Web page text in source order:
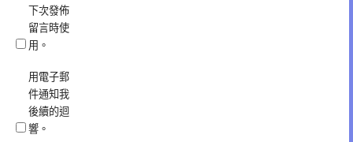
下次發佈
留言時使
用。
用電子郵
件通知我
後續的迴
響。